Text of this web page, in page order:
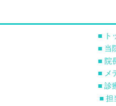
■ ト
■ 当
■ 院
■ メ
■ 診
■ 担